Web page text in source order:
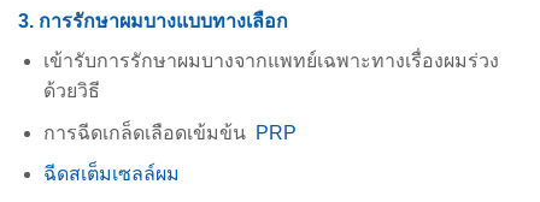
3. การรักษาผมบางแบบทางเลือก
เข้ารับการรักษาผมบางจากแพทย์เฉพาะทางเรื่องผมร่วง
ด้วยวิธี
การฉีดเกล็ดเลือดเข้มข้น PRP
ฉีดสเต็มเซลล์ผม